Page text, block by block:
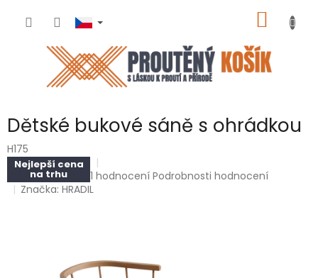
KOŠÍK
Dětské bukové sáně s ohrádkou
H175
Nejlepší cena
na trhu
Průměrné
hodnocení
hvězdiček.
1 hodnocení Podrobnosti hodnocení
Značka:HRADIL